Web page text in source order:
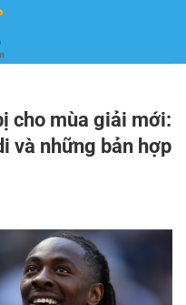
cho mùa giải mới:
và những bản hợp